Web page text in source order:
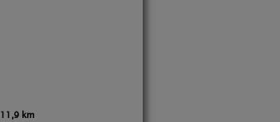
11,9 km